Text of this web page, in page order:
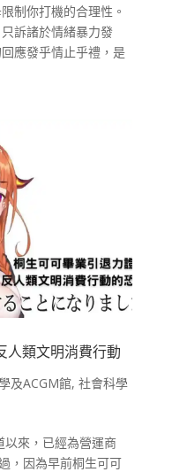
制你打機的合理性。
訴諸於情緒暴力發
應發乎情止乎禮，是
人類文明消費行動
及ACGM館, 社會科學
來，已經為營運商
，因為早前桐生可可